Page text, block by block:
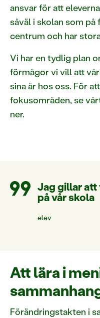
ansvar för att
såväl i skolan som på
centrum och har
Vi har en tydlig plan
förmågor vi vill att
sina år hos oss. För
fokusområden, se
ner.
Jag gillar att
på vår skola
elev
Att lära i
Förändringstakten i